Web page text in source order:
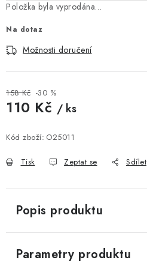
Položka byla vyprodána…
Na dotaz
Možnosti doručení
158 Kč -30 %
110 Kč / ks
Kód zboží: O25011
Tisk Zeptat se Sdílet
Popis produktu
Parametry produktu